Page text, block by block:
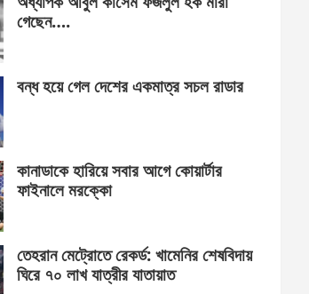
গেছেন….
বন্ধ হয়ে গেল দেশের একমাত্র সচল রাডার
কানাডাকে হারিয়ে সবার আগে কোয়ার্টার
ফাইনালে মরক্কো
তেহরান মেট্রোতে রেকর্ড: খামেনির শেষবিদায়
ঘিরে ৭০ লাখ যাত্রীর যাতায়াত